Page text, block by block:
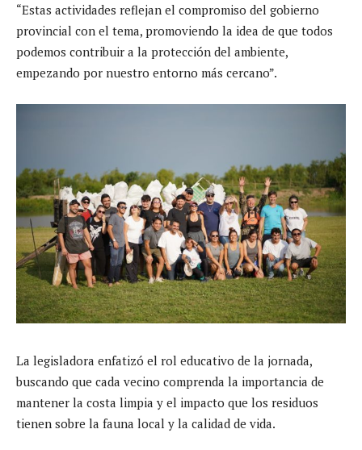
“Estas actividades reflejan el compromiso del gobierno
provincial con el tema, promoviendo la idea de que todos
podemos contribuir a la protección del ambiente,
empezando por nuestro entorno más cercano”.
La legisladora enfatizó el rol educativo de la jornada,
buscando que cada vecino comprenda la importancia de
mantener la costa limpia y el impacto que los residuos
tienen sobre la fauna local y la calidad de vida.